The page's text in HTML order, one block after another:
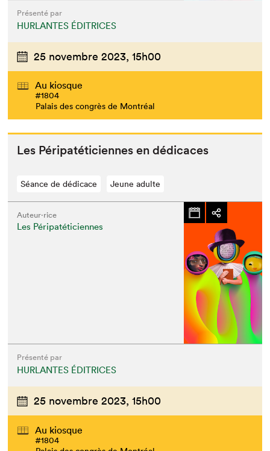
Présenté par
HURLANTES ÉDITRICES
25 novembre 2023, 15h00
Au kiosque
#1804
Palais des congrès de Montréal
Les Péri­patéti­ci­ennes en dédicaces
Séance de dédicace Jeune adulte
Auteur·rice
Les Péripatéticiennes
Présenté par
HURLANTES ÉDITRICES
25 novembre 2023, 15h00
Au kiosque
#1804